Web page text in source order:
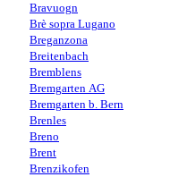
Bravuogn
Brè sopra Lugano
Breganzona
Breitenbach
Bremblens
Bremgarten AG
Bremgarten b. Bern
Brenles
Breno
Brent
Brenzikofen